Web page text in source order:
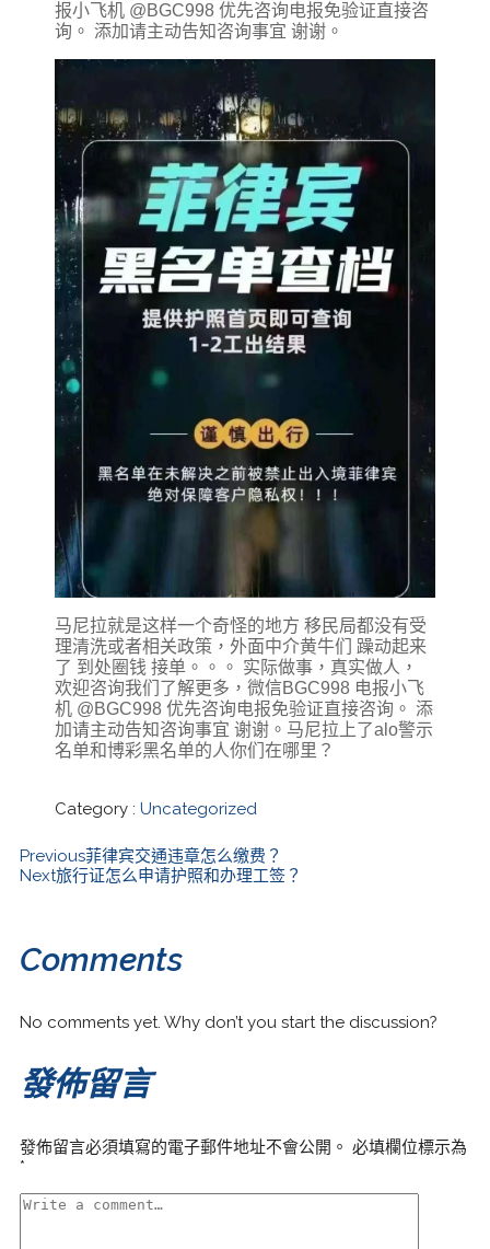
报小飞机 @BGC998 优先咨询电报免验证直接咨
询。 添加请主动告知咨询事宜 谢谢。
马尼拉就是这样一个奇怪的地方 移民局都没有受
理清洗或者相关政策，外面中介黄牛们 躁动起来
了 到处圈钱 接单。。。 实际做事，真实做人，
欢迎咨询我们了解更多，微信BGC998 电报小飞
机 @BGC998 优先咨询电报免验证直接咨询。 添
加请主动告知咨询事宜 谢谢。马尼拉上了alo警示
名单和博彩黑名单的人你们在哪里？
Category : Uncategorized
Previous菲律宾交通违章怎么缴费？
Next旅行证怎么申请护照和办理工签？
Comments
No comments yet. Why don’t you start the discussion?
發佈留言
發佈留言必須填寫的電子郵件地址不會公開。 必填欄位標示為
*